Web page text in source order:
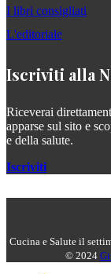
I libri consigliati
L'editoriale
Iscriviti alla
Riceverai
apparse sul sito e
e della salute.
Iscriviti
Cucina e Salute il
© 2024